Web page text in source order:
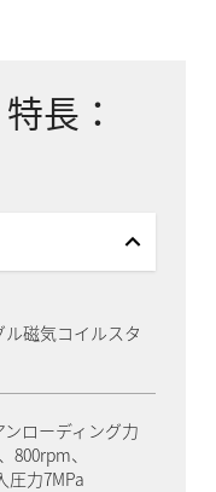
長：
ル磁気コイルスタ
ンローディング力
800rpm、
圧力7MPa